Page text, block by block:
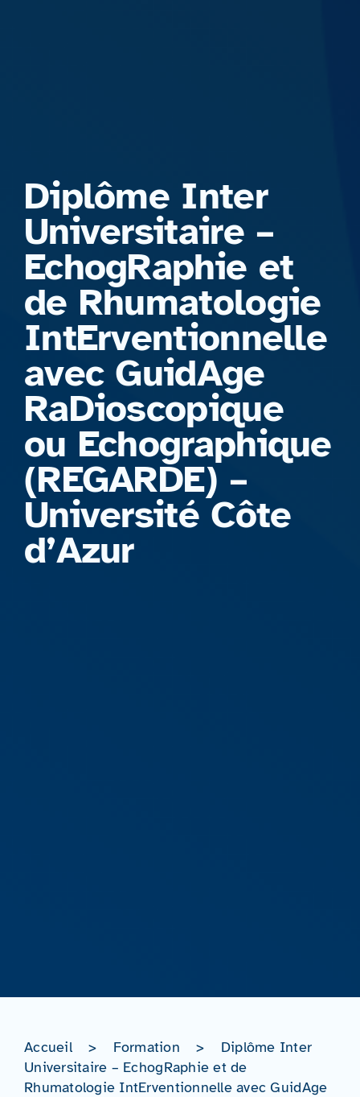
Diplôme Inter
Universitaire –
EchogRaphie et
de Rhumatologie
IntErventionnelle
avec GuidAge
RaDioscopique
ou Echographique
(REGARDE) –
Université Côte
d’Azur
Accueil > Formation >
Diplôme Inter
Universitaire – EchogRaphie et de
Rhumatologie IntErventionnelle avec GuidAge